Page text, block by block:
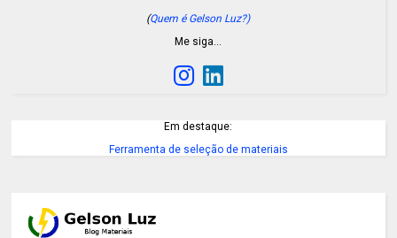
(Quem é Gelson Luz?)
Me siga…
Em destaque:
Ferramenta de seleção de materiais